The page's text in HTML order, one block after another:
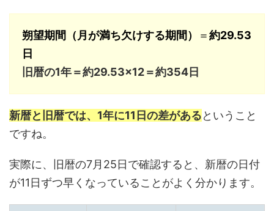
朔望期間（月が満ち欠けする期間） ＝約29.53
日
旧暦の1年＝約29.53×12＝約354日
新暦と旧暦では、1年に11日の差があるということ
ですね。
実際に、旧暦の7月25日で確認すると、新暦の日付
が11日ずつ早くなっていることがよく分かります。